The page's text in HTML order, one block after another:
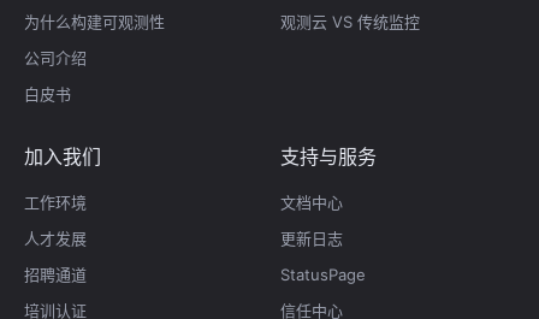
为什么构建可观测性
公司介绍
白皮书
观测云 VS 传统监控
加入我们
工作环境
人才发展
招聘通道
培训认证
支持与服务
文档中心
更新日志
StatusPage
信任中心